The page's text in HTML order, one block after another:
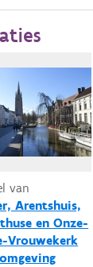
van
Arentshuis,
en Onze-
Vrouwekerk